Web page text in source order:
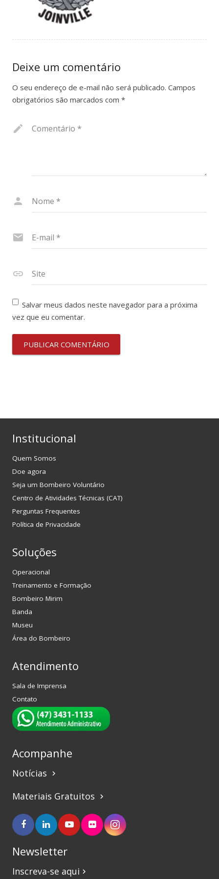
Deixe um comentário
O seu endereço de e-mail não será publicado. Campos
obrigatórios são marcados com *
Comentário *
Nome *
E-mail *
Site
Salvar meus dados neste navegador para a próxima
vez que eu comentar.
Institucional
Quem Somos
Doe agora
Seja um Bombeiro Voluntário
Centro de Atividades Técnicas (CAT)
Perguntas Frequentes
Política de Privacidade
Soluções
Operacional
Treinamento e Formação
Bombeiro Mirim
Banda
Museu
Área do Bombeiro
Atendimento
Sala de Imprensa
Contato
Acompanhe
Notícias keyboard_arrow_right
Materiais Gratuitos keyboard_arrow_right
Newsletter
Inscreva-se aqui keyboard_arrow_right